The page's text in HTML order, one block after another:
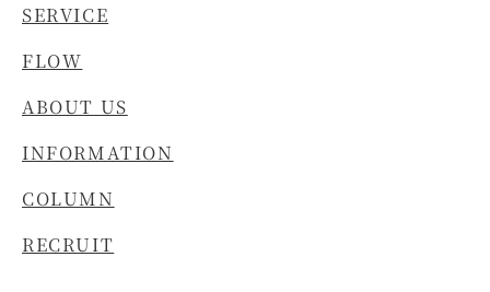
SERVICE
FLOW
ABOUT US
INFORMATION
COLUMN
RECRUIT